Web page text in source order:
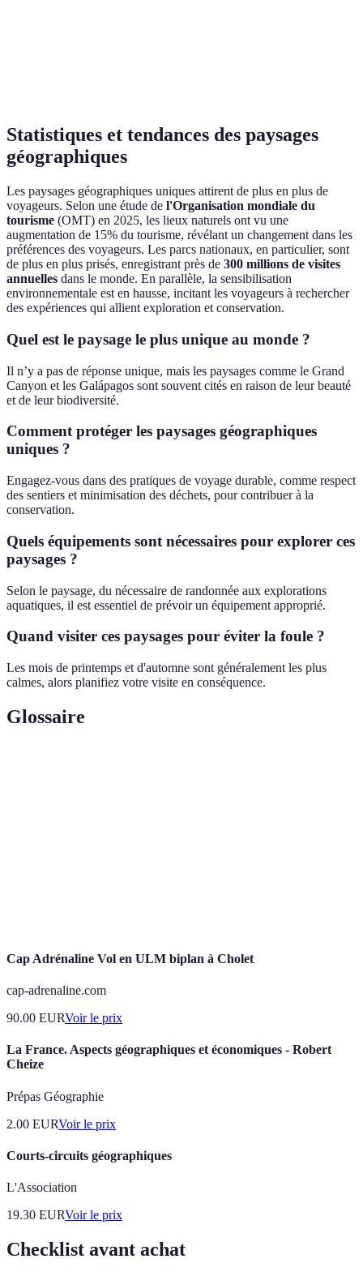
Statistiques et tendances des paysages
géographiques
Les paysages géographiques uniques attirent de plus en plus de
voyageurs. Selon une étude de l'Organisation mondiale du
tourisme (OMT) en 2025, les lieux naturels ont vu une
augmentation de 15% du tourisme, révélant un changement dans les
préférences des voyageurs. Les parcs nationaux, en particulier, sont
de plus en plus prisés, enregistrant près de 300 millions de visites
annuelles dans le monde. En parallèle, la sensibilisation
environnementale est en hausse, incitant les voyageurs à rechercher
des expériences qui allient exploration et conservation.
Quel est le paysage le plus unique au monde ?
Il n’y a pas de réponse unique, mais les paysages comme le Grand
Canyon et les Galápagos sont souvent cités en raison de leur beauté
et de leur biodiversité.
Comment protéger les paysages géographiques
uniques ?
Engagez-vous dans des pratiques de voyage durable, comme respect
des sentiers et minimisation des déchets, pour contribuer à la
conservation.
Quels équipements sont nécessaires pour explorer ces
paysages ?
Selon le paysage, du nécessaire de randonnée aux explorations
aquatiques, il est essentiel de prévoir un équipement approprié.
Quand visiter ces paysages pour éviter la foule ?
Les mois de printemps et d'automne sont généralement les plus
calmes, alors planifiez votre visite en conséquence.
Glossaire
Cap Adrénaline Vol en ULM biplan à Cholet
cap-adrenaline.com
90.00 EURVoir le prix
La France. Aspects géographiques et économiques - Robert
Cheize
Prépas Géographie
2.00 EURVoir le prix
Courts-circuits géographiques
L'Association
19.30 EURVoir le prix
Checklist avant achat